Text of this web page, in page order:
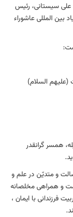
سیستانی، رئیس
بین المللی عاشوراء
السلام)
همسر گرانقدر
و متدیّن در علم و
و همراهی مخلصانه
فرزندانی با ایمان ،